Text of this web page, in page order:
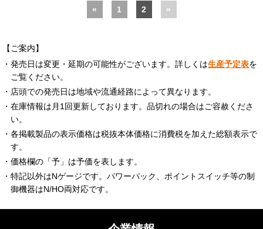
« 1 2 »
【ご案内】
・発売日は変更・延期の可能性がございます。詳しくは生産予定表を
ご覧ください。
・店頭での発売日は地域や流通経路によって異なります。
・在庫情報は月1回更新しております。品切れの場合はご容赦くださ
い。
・各掲載製品の表示価格は税抜本体価格に消費税を加えた総額表示で
す。
・価格欄の「予」は予価を表します。
・特記以外はNゲージです。パワーパック、ポイントスイッチ等の制
御機器はN/HO両対応です。